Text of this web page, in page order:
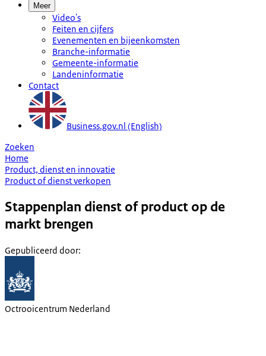
Meer
Video's
Feiten en cijfers
Evenementen en bijeenkomsten
Branche-informatie
Gemeente-informatie
Landeninformatie
Contact
Business.gov.nl (English)
Zoeken
Home
Product, dienst en innovatie
Product of dienst verkopen
Stappenplan dienst of product op de
markt brengen
Gepubliceerd door:
Octrooicentrum Nederland